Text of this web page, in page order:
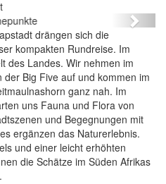
Next
drängen sich die
kompakten Rundreise. Im
des Landes. Wir nehmen im
Big Five auf und kommen im
ganz nah. Im
uns Fauna und Flora von
und Begegnungen mit
ergänzen das Naturerlebnis.
und einer leicht erhöhten
die Schätze im Süden Afrikas